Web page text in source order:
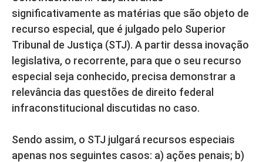
significativamente as matérias que são objeto de
recurso especial, que é julgado pelo Superior
Tribunal de Justiça (STJ). A partir dessa inovação
legislativa, o recorrente, para que o seu recurso
especial seja conhecido, precisa demonstrar a
relevância das questões de direito federal
infraconstitucional discutidas no caso.
Sendo assim, o STJ julgará recursos especiais
apenas nos seguintes casos: a) ações penais; b)